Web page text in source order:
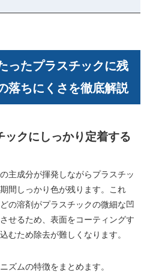
ったプラスチックに残
落ちにくさを徹底解説
ックにしっかり定着する
の主成分が揮発しながらプラスチッ
間しっかり色が残ります。これ
の溶剤がプラスチックの微細な凹
せるため、表面をコーティングす
むため除去が難しくなります。
ズムの特徴をまとめます。